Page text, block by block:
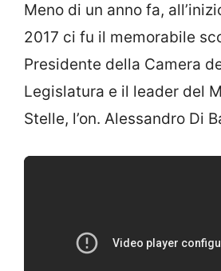
Meno di un anno fa,
2017 ci fu il memorabile
Presidente della Camera
Legislatura e il leader del
Stelle, l’on. Alessandro Di